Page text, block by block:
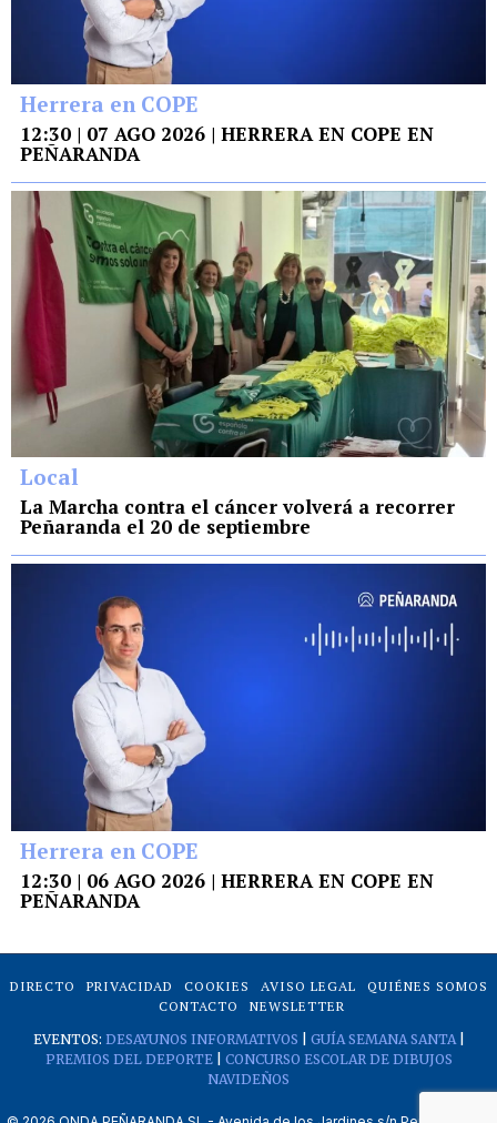
Herrera en COPE
12:30 | 07 AGO 2026 | HERRERA EN COPE EN
PEÑARANDA
Local
La Marcha contra el cáncer volverá a recorrer
Peñaranda el 20 de septiembre
Herrera en COPE
12:30 | 06 AGO 2026 | HERRERA EN COPE EN
PEÑARANDA
DIRECTO PRIVACIDAD COOKIES AVISO LEGAL
QUIÉNES SOMOS
CONTACTO
NEWSLETTER
EVENTOS: DESAYUNOS INFORMATIVOS GUÍA SEMANA SANTA|
PREMIOS DEL DEPORTE| CONCURSO ESCOLAR DE DIBUJOS
NAVIDEÑOS